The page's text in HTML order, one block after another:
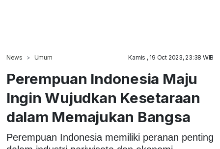
News Umum Kamis , 19 Oct 2023, 23:38 WIB
Perempuan Indonesia Maju
Ingin Wujudkan Kesetaraan
dalam Memajukan Bangsa
Perempuan Indonesia memiliki peranan penting